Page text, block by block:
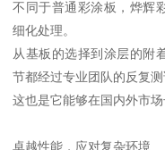
不同于普通彩涂板，烨辉
细化处理。
从基板的选择到涂层的附
节都经过专业团队的反复测
这也是它能够在国内外市
卓越性能，应对复杂环境